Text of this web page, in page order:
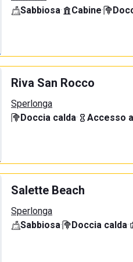
Sabbiosa· Cabine·
Riva San Rocco
Sperlonga
Doccia calda· Accesso
Salette Beach
Sperlonga
Sabbiosa· Doccia calda·